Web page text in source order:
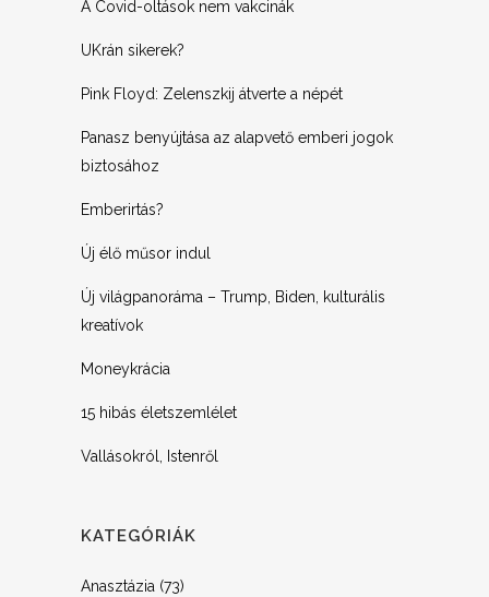
A Covid-oltások nem vakcinák
UKrán sikerek?
Pink Floyd: Zelenszkij átverte a népét
Panasz benyújtása az alapvető emberi jogok
biztosához
Emberirtás?
Új élő műsor indul
Új világpanoráma – Trump, Biden, kulturális
kreatívok
Moneykrácia
15 hibás életszemlélet
Vallásokról, Istenről
KATEGÓRIÁK
Anasztázia (73)